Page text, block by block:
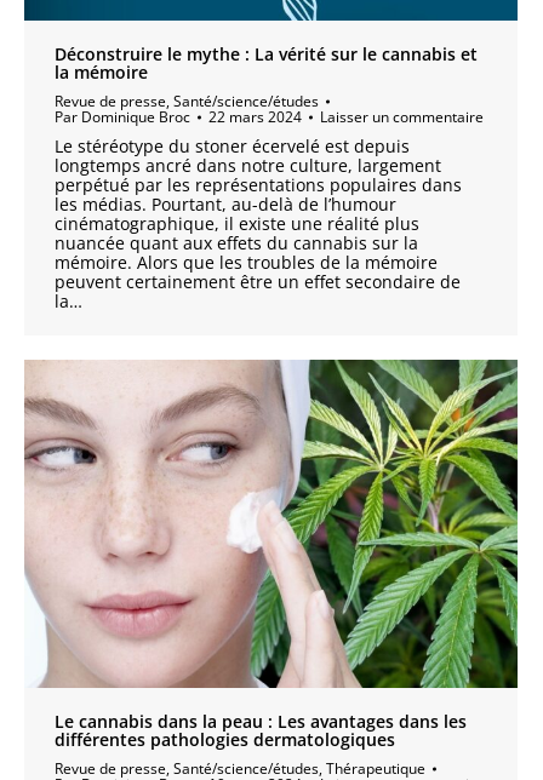
Déconstruire le mythe : La vérité sur le cannabis et
la mémoire
Revue de presse,Santé/science/études
Par Dominique Broc 22 mars 2024 Laisser un commentaire
Le stéréotype du stoner écervelé est depuis
longtemps ancré dans notre culture, largement
perpétué par les représentations populaires dans
les médias. Pourtant, au-delà de l’humour
cinématographique, il existe une réalité plus
nuancée quant aux effets du cannabis sur la
mémoire. Alors que les troubles de la mémoire
peuvent certainement être un effet secondaire de
la…
Le cannabis dans la peau : Les avantages dans les
différentes pathologies dermatologiques
Revue de presse,Santé/science/études,Thérapeutique